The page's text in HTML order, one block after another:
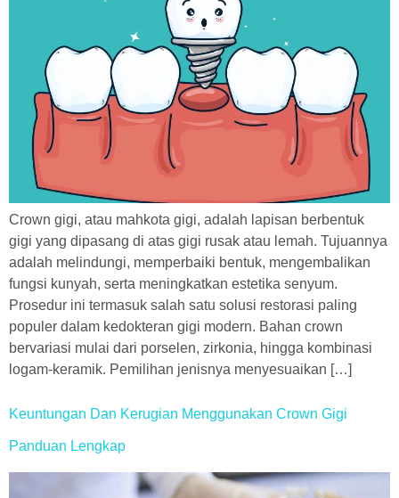
Crown gigi, atau mahkota gigi, adalah lapisan berbentuk
gigi yang dipasang di atas gigi rusak atau lemah. Tujuannya
adalah melindungi, memperbaiki bentuk, mengembalikan
fungsi kunyah, serta meningkatkan estetika senyum.
Prosedur ini termasuk salah satu solusi restorasi paling
populer dalam kedokteran gigi modern. Bahan crown
bervariasi mulai dari porselen, zirkonia, hingga kombinasi
logam-keramik. Pemilihan jenisnya menyesuaikan […]
Keuntungan Dan Kerugian Menggunakan Crown Gigi
Panduan Lengkap